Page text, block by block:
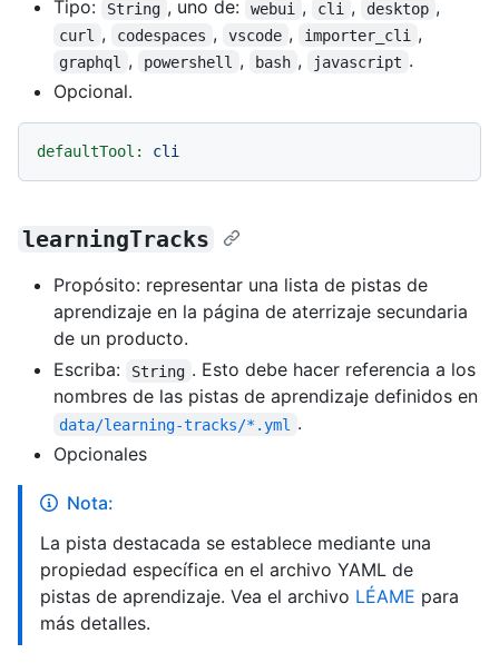
Tipo:
String , uno de: webui , cli , desktop ,
curl , codespaces , vscode , importer_cli ,
graphql , powershell , bash , javascript .
Opcional.
defaultTool: cli
learningTracks
Propósito: representar una lista de pistas de
aprendizaje en la página de aterrizaje secundaria
de un producto.
Escriba:
String . Esto debe hacer referencia a los
nombres de las pistas de aprendizaje definidos en
data/learning-tracks/*.yml
.
Opcionales
Nota:
La pista destacada se establece mediante una
propiedad específica en el archivo YAML de
pistas de aprendizaje. Vea el archivo LÉAME para
más detalles.